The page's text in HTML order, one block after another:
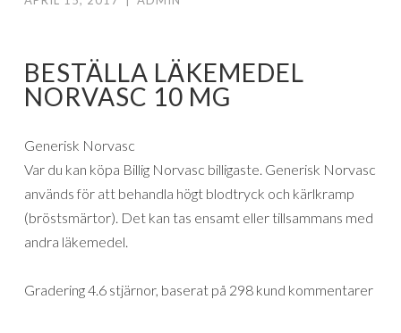
BESTÄLLA LÄKEMEDEL
NORVASC 10 MG
Generisk Norvasc
Var du kan köpa Billig Norvasc billigaste. Generisk Norvasc
används för att behandla högt blodtryck och kärlkramp
(bröstsmärtor). Det kan tas ensamt eller tillsammans med
andra läkemedel.
Gradering4.6 stjärnor, baserat på 298 kund kommentarer